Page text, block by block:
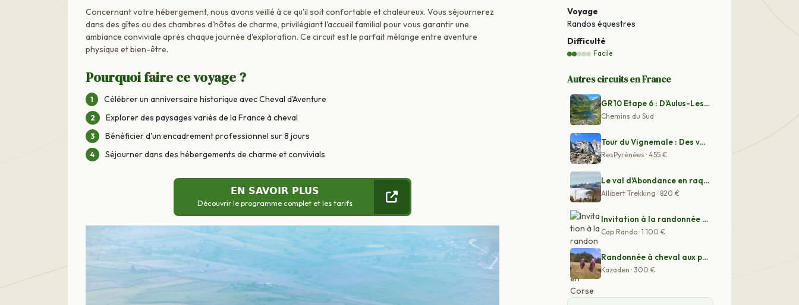
Concernant votre hébergement, nous avons veillé à ce qu'il soit confortable et chaleureux. Vous séjournerez
dans des gîtes ou des chambres d'hôtes de charme, privilégiant l'accueil familial pour vous garantir une
ambiance conviviale après chaque journée d'exploration. Ce circuit est le parfait mélange entre aventure
physique et bien-être.
Pourquoi faire ce voyage ?
Célébrer un anniversaire historique avec Cheval d'Aventure
Explorer des paysages variés de la France à cheval
Bénéficier d'un encadrement professionnel sur 8 jours
Séjourner dans des hébergements de charme et convivials
EN SAVOIR PLUS
Découvrir le programme complet et les tarifs
Voyage
Randos équestres
Difficulté
Facile
Autres circuits en France
GR10 Etape 6 : D'Aulus-Les-Bains à Ax Les Thermes
Chemins du Sud
Tour du Vignemale : Des vallées de Cauterets aux vallé
ResPyrénées · 455 €
Le val d'Abondance en raquettes
Allibert Trekking · 820 €
Invitation à la randonnée à cheval en Corse
Cap Rando · 1 100 €
Randonnée à cheval aux portes du Lot-et-Garonne
Kazaden · 300 €